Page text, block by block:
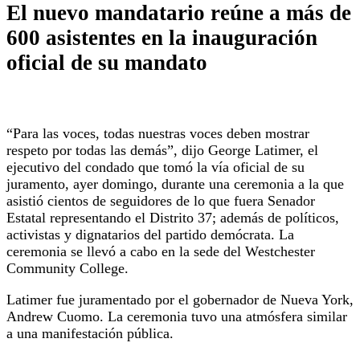
El nuevo mandatario reúne a más de
600 asistentes en la inauguración
oficial de su mandato
“Para las voces, todas nuestras voces deben mostrar
respeto por todas las demás”, dijo George Latimer, el
ejecutivo del condado que tomó la vía oficial de su
juramento, ayer domingo, durante una ceremonia a la que
asistió cientos de seguidores de lo que fuera Senador
Estatal representando el Distrito 37; además de políticos,
activistas y dignatarios del partido demócrata. La
ceremonia se llevó a cabo en la sede del Westchester
Community College.
Latimer fue juramentado por el gobernador de Nueva York,
Andrew Cuomo. La ceremonia tuvo una atmósfera similar
a una manifestación pública.